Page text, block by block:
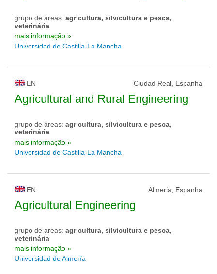
grupo de áreas: agricultura, silvicultura e pesca,
veterinária
mais informação »
Universidad de Castilla-La Mancha
EN Ciudad Real, Espanha
Agricultural and Rural Engineering
grupo de áreas: agricultura, silvicultura e pesca,
veterinária
mais informação »
Universidad de Castilla-La Mancha
EN Almeria, Espanha
Agricultural Engineering
grupo de áreas: agricultura, silvicultura e pesca,
veterinária
mais informação »
Universidad de Almería